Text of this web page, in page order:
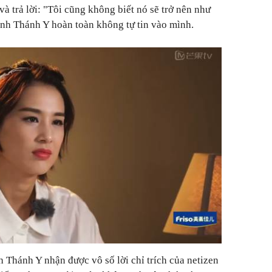
trả lời: "Tôi cũng không biết nó sẽ trở nên như
Thánh Y hoàn toàn không tự tin vào mình.
Thánh Y nhận được vô số lời chỉ trích của netizen